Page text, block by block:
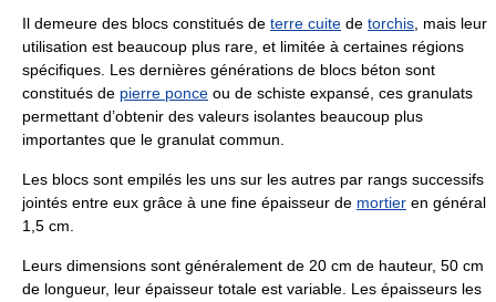
Il demeure des blocs constitués de terre cuite de torchis, mais leur
utilisation est beaucoup plus rare, et limitée à certaines régions
spécifiques. Les dernières générations de blocs béton sont
constitués de pierre ponce ou de schiste expansé, ces granulats
permettant d’obtenir des valeurs isolantes beaucoup plus
importantes que le granulat commun.
Les blocs sont empilés les uns sur les autres par rangs successifs
jointés entre eux grâce à une fine épaisseur de mortier en général
1,5 cm.
Leurs dimensions sont généralement de 20 cm de hauteur, 50 cm
de longueur, leur épaisseur totale est variable. Les épaisseurs les